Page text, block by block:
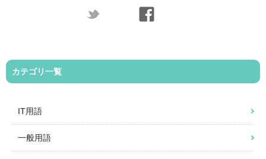
カテゴリ一覧
IT用語
一般用語